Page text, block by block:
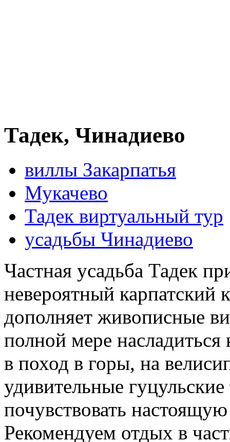
Тадек, Чинадиево
виллы Закарпатья
Мукачево
Тадек виртуальный тур
усадьбы Чинадиево
Частная усадьба Тадек
невероятный карпатский
дополняет живописные
полной мере
в поход в горы, на
удивительные
почувствовать
Рекомендуем отдых в